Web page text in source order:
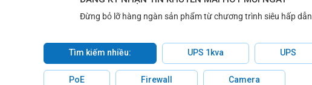
Đừng bỏ lỡ hàng ngàn sản phẩm từ chương trình siêu hấp dẫn
Tìm kiếm nhiều: UPS 1kva UPS
PoE Firewall Camera